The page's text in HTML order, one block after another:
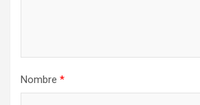
Nombre *